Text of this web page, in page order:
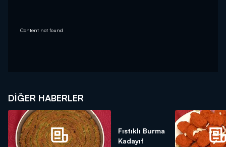
Content not found
DIĞER HABERLER
Fıstıklı Burma
Kadayıf